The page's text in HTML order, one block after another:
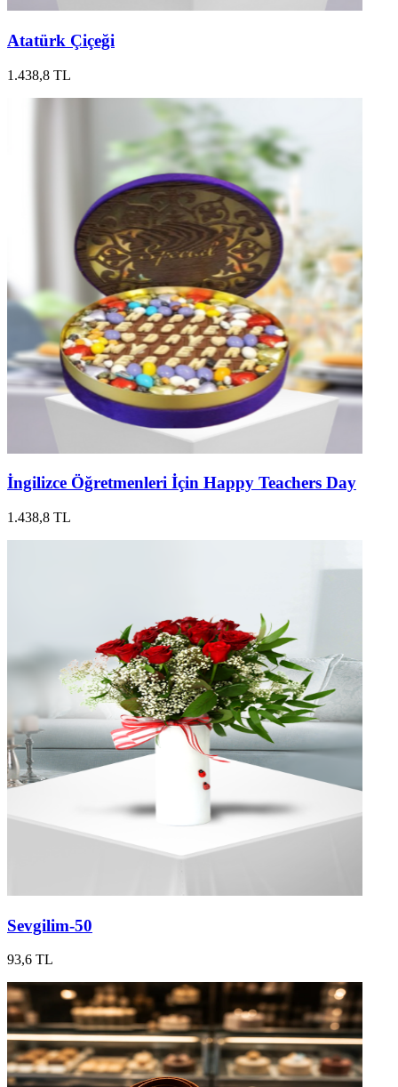
Atatürk Çiçeği
1.438,8 TL
İngilizce Öğretmenleri İçin Happy Teachers Day
1.438,8 TL
Sevgilim-50
93,6 TL